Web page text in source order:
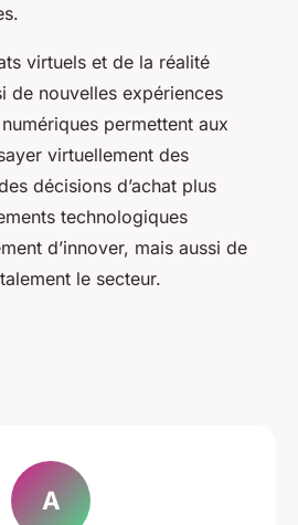
virtuels et de la réalité
de nouvelles expériences
permettent aux
virtuellement des
décisions d’achat plus
technologiques
d’innover, mais aussi de
le secteur.
A